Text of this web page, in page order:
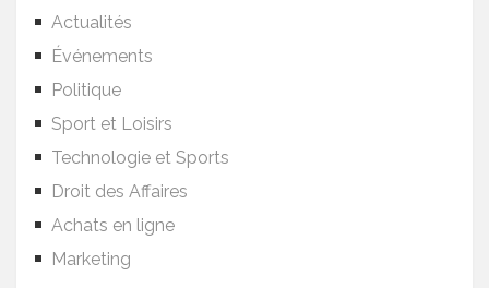
Actualités
Événements
Politique
Sport et Loisirs
Technologie et Sports
Droit des Affaires
Achats en ligne
Marketing